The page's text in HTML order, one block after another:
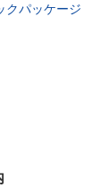
クパッケージ